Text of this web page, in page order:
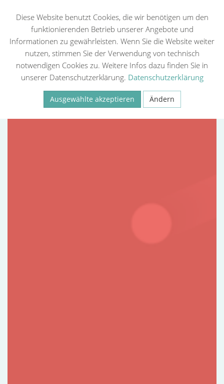
Zurück
Diese Website benutzt Cookies, die wir benötigen um den
funktionierenden Betrieb unserer Angebote und
Informationen zu gewährleisten. Wenn Sie die Website weiter
nutzen, stimmen Sie der Verwendung von technisch
notwendigen Cookies zu. Weitere Infos dazu finden Sie in
unserer Datenschutzerklärung. Datenschutzerklärung
Ausgewählte akzeptieren Ändern